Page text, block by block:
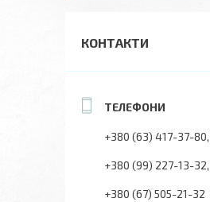
КОНТАКТИ
+380 (63) 417-37-80
+380 (99) 227-13-32
+380 (67) 505-21-32